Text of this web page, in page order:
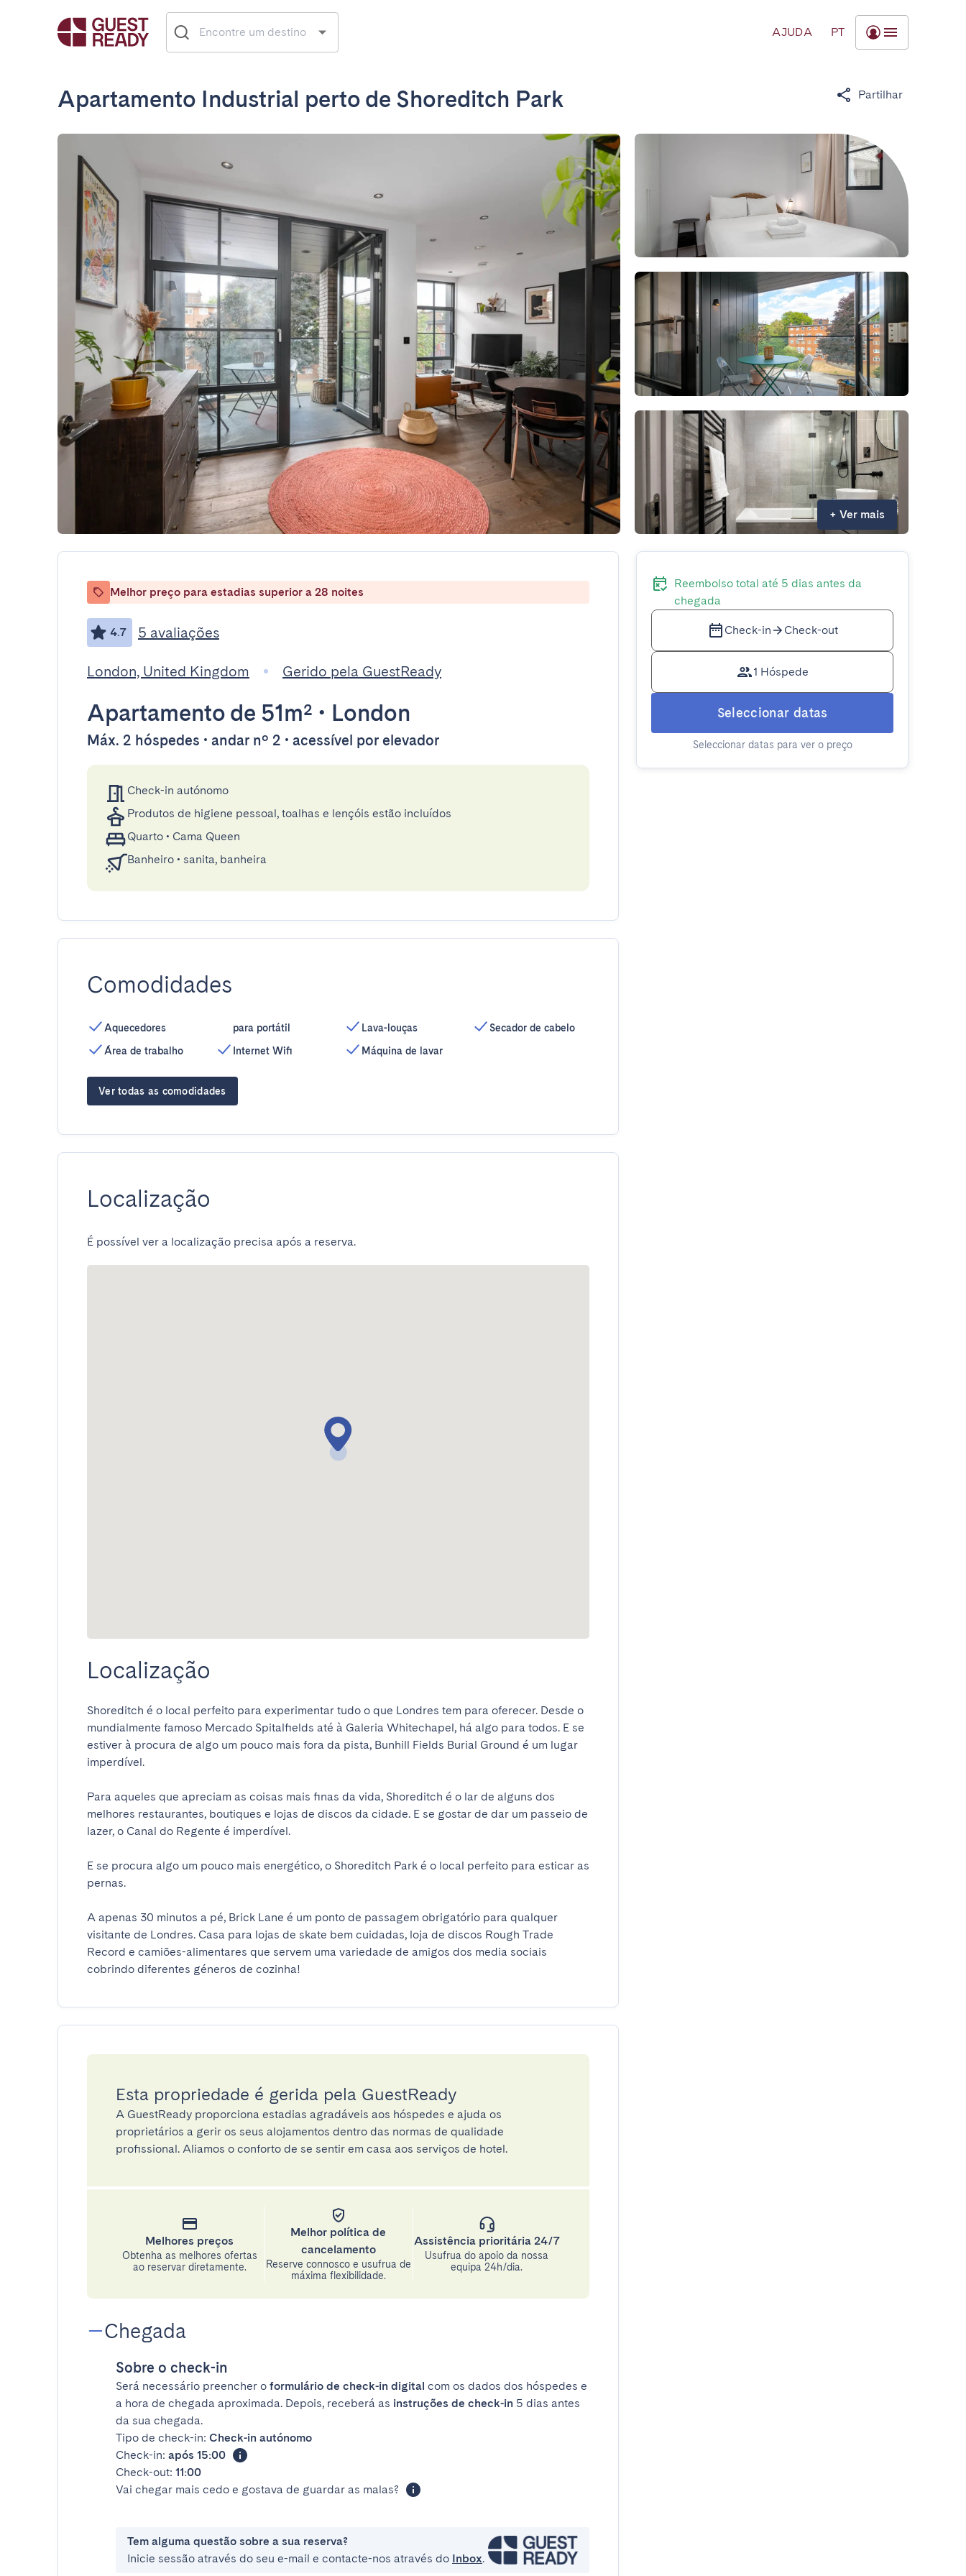
AJUDA PT
Apartamento Industrial perto de Shoreditch Park Partilhar
+ Ver mais
Melhor preço para estadias superior a 28 noites
4.7 5 avaliações
London, United Kingdom Gerido pela GuestReady
Apartamento de 51m² • London
Máx. 2 hóspedes • andar nº 2 • acessível por elevador
Check-in autónomo
Produtos de higiene pessoal, toalhas e lençóis estão incluídos
Quarto • Cama Queen
Banheiro • sanita, banheira
Comodidades
Aquecedores
Área de trabalho
para portátil
Internet Wifi
Lava-louças
Máquina de lavar
Secador de cabelo
Ver todas as comodidades
Localização
É possível ver a localização precisa após a reserva.
Localização
Shoreditch é o local perfeito para experimentar tudo o que Londres tem para oferecer. Desde o
mundialmente famoso Mercado Spitalfields até à Galeria Whitechapel, há algo para todos. E se
estiver à procura de algo um pouco mais fora da pista, Bunhill Fields Burial Ground é um lugar
imperdível.
Para aqueles que apreciam as coisas mais finas da vida, Shoreditch é o lar de alguns dos
melhores restaurantes, boutiques e lojas de discos da cidade. E se gostar de dar um passeio de
lazer, o Canal do Regente é imperdível.
E se procura algo um pouco mais energético, o Shoreditch Park é o local perfeito para esticar as
pernas.
A apenas 30 minutos a pé, Brick Lane é um ponto de passagem obrigatório para qualquer
visitante de Londres. Casa para lojas de skate bem cuidadas, loja de discos Rough Trade
Record e camiões-alimentares que servem uma variedade de amigos dos media sociais
cobrindo diferentes géneros de cozinha!
Esta propriedade é gerida pela GuestReady
A GuestReady proporciona estadias agradáveis aos hóspedes e ajuda os
proprietários a gerir os seus alojamentos dentro das normas de qualidade
profissional. Aliamos o conforto de se sentir em casa aos serviços de hotel.
Melhores preços
Obtenha as melhores ofertas
ao reservar diretamente.
Melhor política de
cancelamento
Reserve connosco e usufrua de
máxima flexibilidade.
Assistência prioritária 24/7
Usufrua do apoio da nossa
equipa 24h/dia.
Chegada
Sobre o check-in
Será necessário preencher o formulário de check-in digital com os dados dos hóspedes e
a hora de chegada aproximada. Depois, receberá as instruções de check-in 5 dias antes
da sua chegada.
Tipo de check-in: Check-in autónomo
Check-in: após 15:00
Check-out: 11:00
Vai chegar mais cedo e gostava de guardar as malas?
Tem alguma questão sobre a sua reserva?
Inicie sessão através do seu e-mail e contacte-nos através do Inbox.
Reembolso total até 5 dias antes da
chegada
Check-in Check-out
1 Hóspede
Seleccionar datas
Seleccionar datas para ver o preço